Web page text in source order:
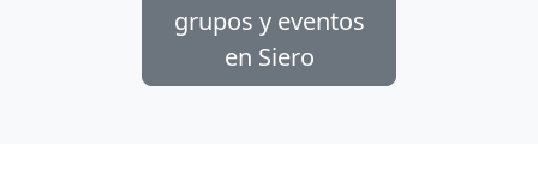
grupos y eventos
en Siero